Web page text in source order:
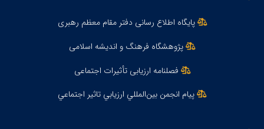
پایگاه اطلاع رسانی دفتر مقام معظم رهبری
پژوهشگاه فرهنگ و اندیشه اسلامی
فصلنامه ارزیابی تأثیرات اجتماعی
پيام انجمن بين‌المللي ارزيابي تاثير اجتماعي